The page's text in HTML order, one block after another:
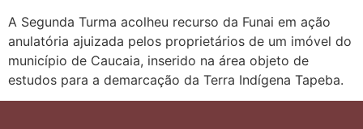
A Segunda Turma acolheu recurso da Funai em ação
anulatória ajuizada pelos proprietários de um imóvel do
município de Caucaia, inserido na área objeto de
estudos para a demarcação da Terra Indígena Tapeba.